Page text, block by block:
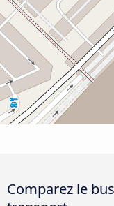
Comparez le